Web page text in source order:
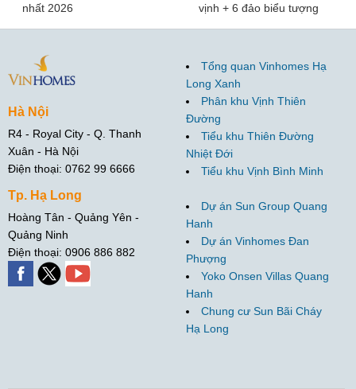
vịnh + 6 đảo biểu tượng
nhất 2026
Hà Nội
R4 - Royal City - Q. Thanh
Xuân - Hà Nội
Điện thoại: 0762 99 6666
Tp. Hạ Long
Hoàng Tân - Quảng Yên -
Quảng Ninh
Điện thoại: 0906 886 882
Tổng quan Vinhomes Hạ
Long Xanh
Phân khu Vịnh Thiên
Đường
Tiểu khu Thiên Đường
Nhiệt Đới
Tiểu khu Vịnh Bình Minh
Dự án Sun Group Quang
Hanh
Dự án Vinhomes Đan
Phượng
Yoko Onsen Villas Quang
Hanh
Chung cư Sun Bãi Cháy
Hạ Long